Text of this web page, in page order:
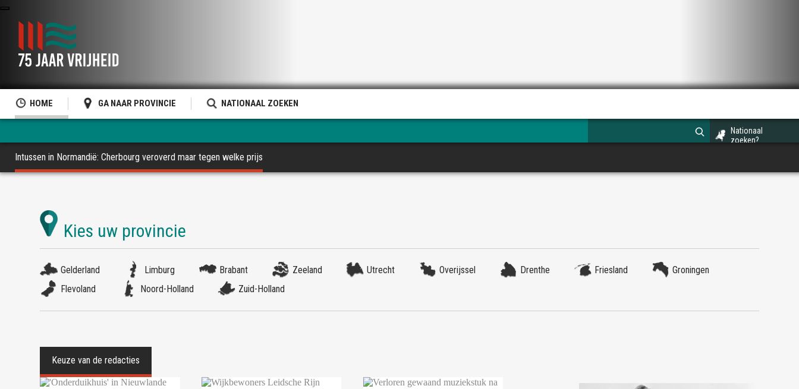
HOME GA NAAR PROVINCIE NATIONAAL ZOEKEN
Nationaal
zoeken?
Intussen in Normandië: Cherbourg veroverd maar tegen welke prijs
Gelderland Limburg Brabant Zeeland Utrecht Overijssel Drenthe Friesland
Groningen
Flevoland
Noord-Holland Zuid-Holland